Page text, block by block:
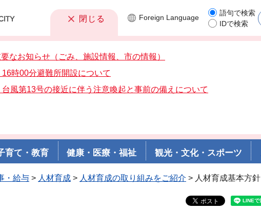
閉じる
要なお知らせ（ごみ、施設情報、市の情報）
16時00分避難所開設について
台風第13号の接近に伴う注意喚起と事前の備えについて
Foreign Language
語句で検索
IDで検索
育て・教育 健康・医療・福祉 観光・文化・スポーツ
・給与 > 人材育成 > 人材育成の取り組みをご紹介 > 人材育成基本方針